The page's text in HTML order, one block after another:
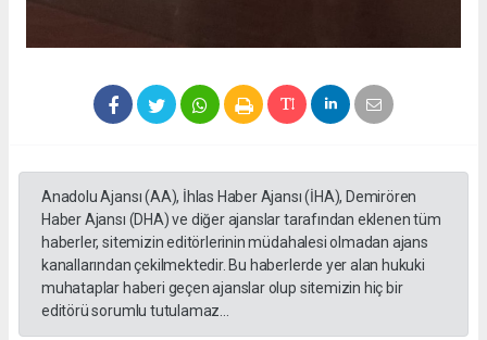
Anadolu Ajansı (AA), İhlas Haber Ajansı (İHA), Demirören
Haber Ajansı (DHA) ve diğer ajanslar tarafından eklenen tüm
haberler, sitemizin editörlerinin müdahalesi olmadan ajans
kanallarından çekilmektedir. Bu haberlerde yer alan hukuki
muhataplar haberi geçen ajanslar olup sitemizin hiç bir
editörü sorumlu tutulamaz...